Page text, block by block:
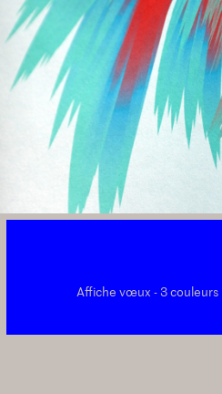
Affiche vœux - 3